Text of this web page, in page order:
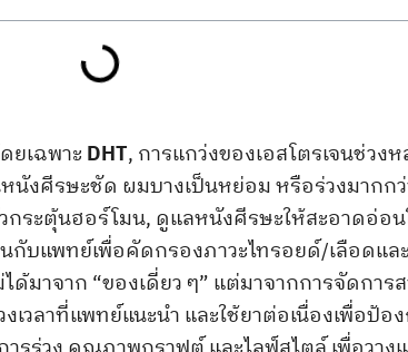
ยเฉพาะ DHT, การแกว่งของเอสโตรเจนช่ว
งศีรษะชัด ผมบางเป็นหย่อม หรือร่วงมากก
ะตุ้นฮอร์โมน, ดูแลหนังศีรษะให้สะอาดอ่อน
บแพทย์เพื่อคัดกรองภาวะไทรอยด์/เลือดแ
าจาก “ของเดี่ยว ๆ” แต่มาจากการจัดการ
วลาที่แพทย์แนะนำ และใช้ยาต่อเนื่องเพื่อป้อ